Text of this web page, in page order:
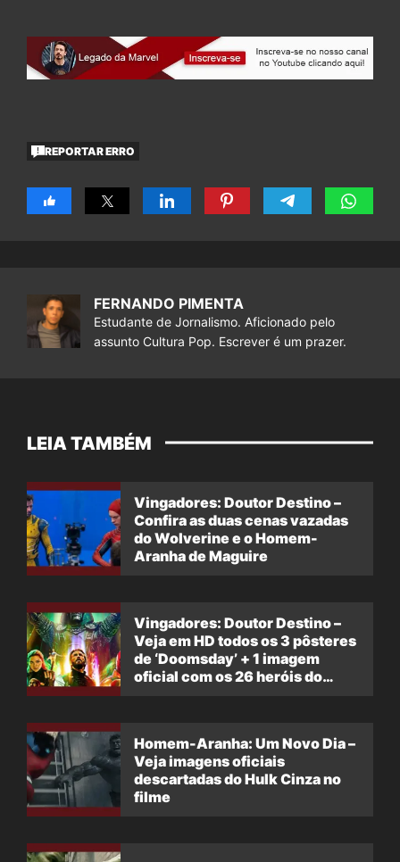
REPORTAR ERRO
FERNANDO PIMENTA
Estudante de Jornalismo. Aficionado pelo
assunto Cultura Pop. Escrever é um prazer.
LEIA TAMBÉM
Vingadores: Doutor Destino –
Confira as duas cenas vazadas
do Wolverine e o Homem-
Aranha de Maguire
Vingadores: Doutor Destino –
Veja em HD todos os 3 pôsteres
de ‘Doomsday’ + 1 imagem
oficial com os 26 heróis do
Homem-Aranha: Um Novo Dia –
Veja imagens oficiais
descartadas do Hulk Cinza no
filme